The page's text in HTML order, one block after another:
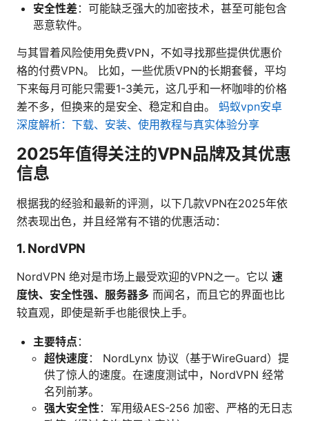
安全性差：可能缺乏强大的加密技术，甚至可能包含
恶意软件。
与其冒着风险使用免费VPN，不如寻找那些提供优惠价
格的付费VPN。 比如，一些优质VPN的长期套餐，平均
下来每月可能只需要1-3美元，这几乎和一杯咖啡的价格
差不多，但换来的是安全、稳定和自由。 蚂蚁vpn安卓
深度解析：下载、安装、使用教程与真实体验分享
2025年值得关注的VPN品牌及其优惠
信息
根据我的经验和最新的评测，以下几款VPN在2025年依
然表现出色，并且经常有不错的优惠活动：
1. NordVPN
NordVPN 绝对是市场上最受欢迎的VPN之一。它以 速
度快、安全性强、服务器多 而闻名，而且它的界面也比
较直观，即使是新手也能很快上手。
主要特点 ：
超快速度： NordLynx 协议（基于WireGuard）提
供了惊人的速度。在速度测试中，NordVPN 经常
名列前茅。
强大安全性：军用级AES-256 加密、严格的无日志